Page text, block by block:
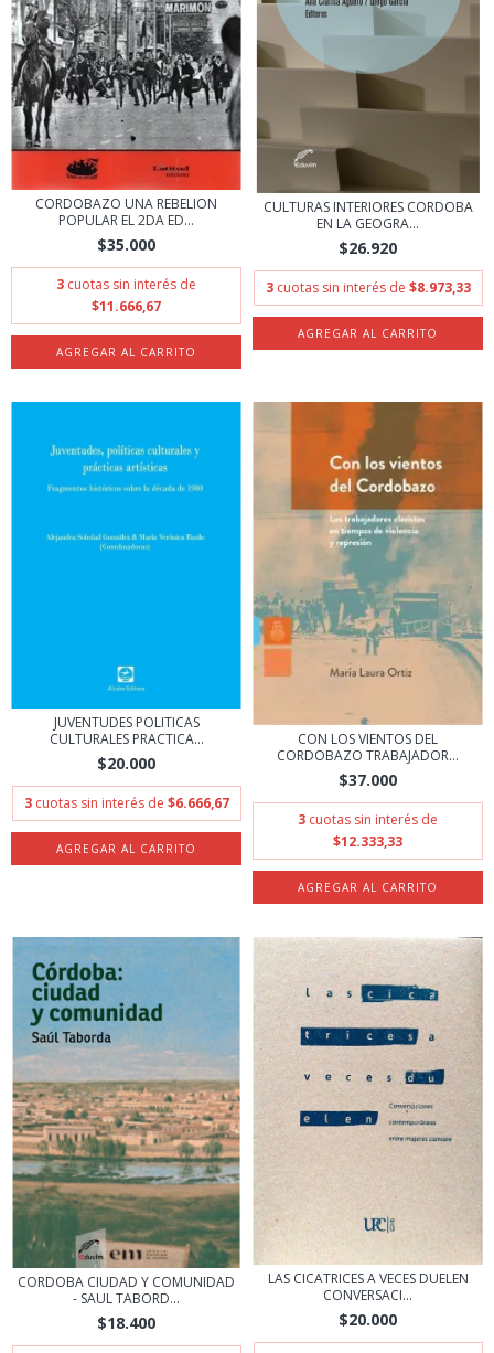
CORDOBAZO UNA REBELION
POPULAR EL 2DA ED...
$35.000
3 cuotas sin interés de
$11.666,67
CULTURAS INTERIORES CORDOBA
EN LA GEOGRA...
$26.920
3 cuotas sin interés de $8.973,33
JUVENTUDES POLITICAS
CULTURALES PRACTICA...
$20.000
3 cuotas sin interés de $6.666,67
CON LOS VIENTOS DEL
CORDOBAZO TRABAJADOR...
$37.000
3 cuotas sin interés de
$12.333,33
CORDOBA CIUDAD Y COMUNIDAD
- SAUL TABORD...
$18.400
LAS CICATRICES A VECES DUELEN
CONVERSACI...
$20.000